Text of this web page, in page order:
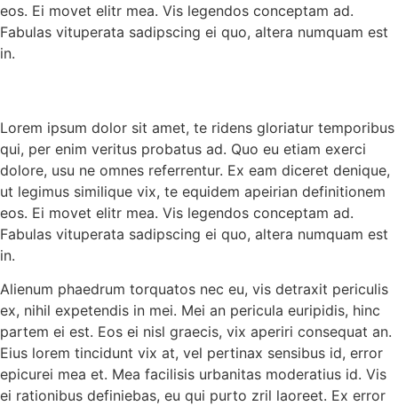
eos. Ei movet elitr mea. Vis legendos conceptam ad.
Fabulas vituperata sadipscing ei quo, altera numquam est
in.
Lorem ipsum dolor sit amet, te ridens gloriatur temporibus
qui, per enim veritus probatus ad. Quo eu etiam exerci
dolore, usu ne omnes referrentur. Ex eam diceret denique,
ut legimus similique vix, te equidem apeirian definitionem
eos. Ei movet elitr mea. Vis legendos conceptam ad.
Fabulas vituperata sadipscing ei quo, altera numquam est
in.
Alienum phaedrum torquatos nec eu, vis detraxit periculis
ex, nihil expetendis in mei. Mei an pericula euripidis, hinc
partem ei est. Eos ei nisl graecis, vix aperiri consequat an.
Eius lorem tincidunt vix at, vel pertinax sensibus id, error
epicurei mea et. Mea facilisis urbanitas moderatius id. Vis
ei rationibus definiebas, eu qui purto zril laoreet. Ex error